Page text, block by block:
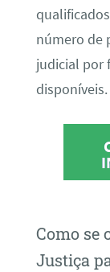
número de
judicial por
disponíveis.
Como se
Justiça